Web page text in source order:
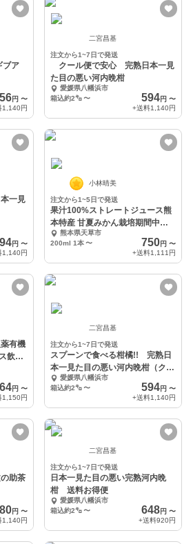
ア
円 〜
1,140円
二宮昌基
注文から1~7日で発送
クール便で安心 完熟日本一見
た目の悪い河内晩柑
愛媛県八幡浜市
箱込約2㌔ 〜 594円 〜
+送料1,140円
一見
円 〜
1,140円
小林晴美
注文から1~5日で発送
果汁100%ストレートジュース熊
本特産 甘夏みかん栽培期間中農
薬、化学肥料不使用
熊本県天草市
200ml 1本 〜 750円 〜
+送料1,111円
有機
飲み
円 〜
1,150円
二宮昌基
注文から1~7日で発送
スプーンで食べる柑橘!! 完熟日
本一見た目の悪い河内晩柑（クー
ル便）
愛媛県八幡浜市
箱込約2㌔ 〜 594円 〜
+送料1,140円
助茶
円 〜
1,140円
二宮昌基
注文から1~7日で発送
日本一見た目の悪い完熟河内晩
柑 送料お得便
愛媛県八幡浜市
箱込約2㌔ 〜 648円 〜
+送料920円